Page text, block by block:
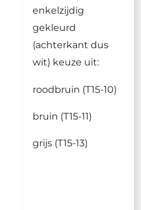
enkelzijdig
gekleurd
(achterkant dus
wit) keuze uit:
roodbruin (T15-10)
bruin (T15-11)
grijs (T15-13)